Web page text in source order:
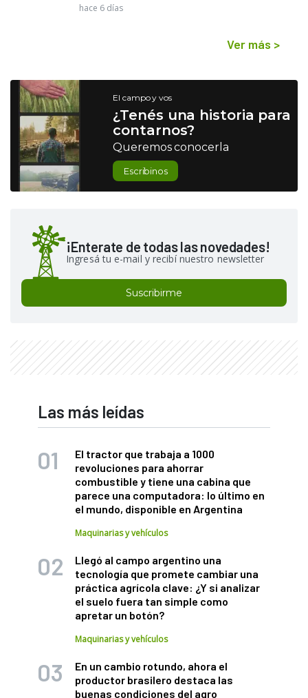
hace 6 días
Ver más >
El campo y vos
¿Tenés una historia para
contarnos?
Queremos conocerla
Escribinos
¡Enterate de todas las novedades!
Ingresá tu e-mail y recibí nuestro newsletter
Suscribirme
Las más leídas
El tractor que trabaja a 1000
revoluciones para ahorrar
combustible y tiene una cabina que
parece una computadora: lo último en
el mundo, disponible en Argentina
Maquinarias y vehículos
Llegó al campo argentino una
tecnología que promete cambiar una
práctica agrícola clave: ¿Y si analizar
el suelo fuera tan simple como
apretar un botón?
Maquinarias y vehículos
En un cambio rotundo, ahora el
productor brasilero destaca las
buenas condiciones del agro